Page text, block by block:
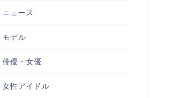
ニュース
モデル
俳優・女優
女性アイドル